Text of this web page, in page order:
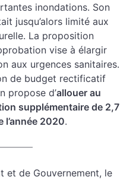
inondations. Son
jusqu’alors limité aux
La proposition
vise à élargir
aux urgences sanitaires.
de budget rectificatif
propose d’allouer au
supplémentaire de 2,7
l’année 2020.
et de Gouvernement, le